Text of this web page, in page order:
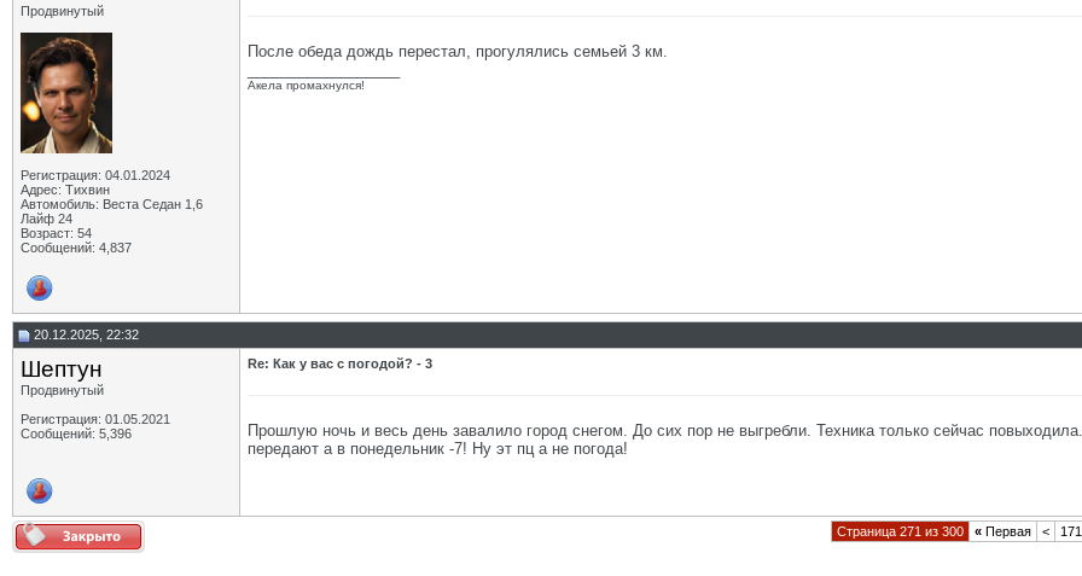
Продвинутый
Регистрация: 04.01.2024
Адрес: Тихвин
Автомобиль: Веста Седан 1,6
Лайф 24
Возраст: 54
Сообщений: 4,837
После обеда дождь перестал, прогулялись семьей 3 км.
Акела промахнулся!
20.12.2025, 22:32
Шептун
Продвинутый
Регистрация: 01.05.2021
Сообщений: 5,396
Re: Как у вас с погодой? - 3
Прошлую ночь и весь день завалило город снегом. До сих пор не выгребли. Техника только сейчас
передают а в понедельник -7! Ну эт пц а не погода!
Страница 271 из 300 « Первая < 171